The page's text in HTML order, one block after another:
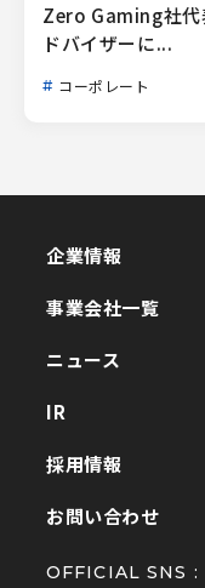
Zero Gaming社代
ドバイザーに...
コーポレート
企業情報
事業会社一覧
ニュース
IR
採用情報
お問い合わせ
OFFICIAL SNS :